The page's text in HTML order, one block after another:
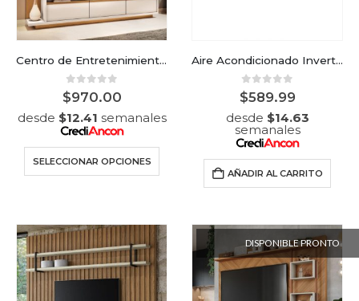
Centro de Entretenimiento Montane
0out of 5
$970.00
desde $12.41 semanales
SELECCIONAR OPCIONES
Aire Acondicionado Inverter 9000 BTU 65% AHORRO
0out of 5
$589.99
desde $14.63
semanales
AÑADIR AL CARRITO
DISPONIBLE PRONTO